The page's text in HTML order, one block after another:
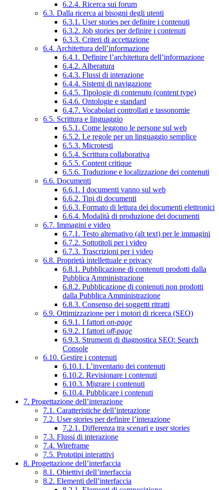
6.2.4. Ricerca sui forum
6.3. Dalla ricerca ai bisogni degli utenti
6.3.1. User stories per definire i contenuti
6.3.2. Job stories per definire i contenuti
6.3.3. Criteri di accettazione
6.4. Architettura dell’informazione
6.4.1. Definire l’architettura dell’informazione
6.4.2. Alberatura
6.4.3. Flussi di interazione
6.4.4. Sistemi di navigazione
6.4.5. Tipologie di contenuto (content type)
6.4.6. Ontologie e standard
6.4.7. Vocabolari controllati e tassonomie
6.5. Scrittura e linguaggio
6.5.1. Come leggono le persone sul web
6.5.2. Le regole per un linguaggio semplice
6.5.3. Microtesti
6.5.4. Scrittura collaborativa
6.5.5. Content critique
6.5.6. Traduzione e localizzazione dei contenuti
6.6. Documenti
6.6.1. I documenti vanno sul web
6.6.2. Tipi di documenti
6.6.3. Formato di lettura dei documenti elettronici
6.6.4. Modalità di produzione dei documenti
6.7. Immagini e video
6.7.1. Testo alternativo (alt text) per le immagini
6.7.2. Sottotitoli per i video
6.7.3. Trascrizioni per i video
6.8. Proprietà intellettuale e privacy
6.8.1. Pubblicazione di contenuti prodotti dalla
Pubblica Amministrazione
6.8.2. Pubblicazione di contenuti non prodotti
dalla Pubblica Amministrazione
6.8.3. Consenso dei soggetti ritratti
6.9. Ottimizzazione per i motori di ricerca (SEO)
6.9.1. I fattori on-page
6.9.2. I fattori off-page
6.9.3. Strumenti di diagnostica SEO: Search
Console
6.10. Gestire i contenuti
6.10.1. L’inventario dei contenuti
6.10.2. Revisionare i contenuti
6.10.3. Migrare i contenuti
6.10.4. Pubblicare i contenuti
7. Progettazione dell’interazione
7.1. Caratteristiche dell’interazione
7.2. User stories per definire l’interazione
7.2.1. Differenza tra scenari e user stories
7.3. Flussi di interazione
7.4. Wireframe
7.5. Prototipi interattivi
8. Progettazione dell’interfaccia
8.1. Obiettivi dell’interfaccia
8.2. Elementi dell’interfaccia